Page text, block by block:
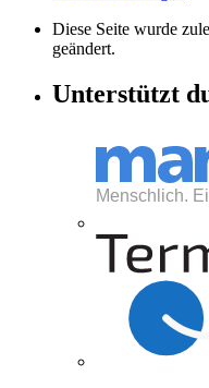
Diese Seite wurde
geändert.
Unterstützt